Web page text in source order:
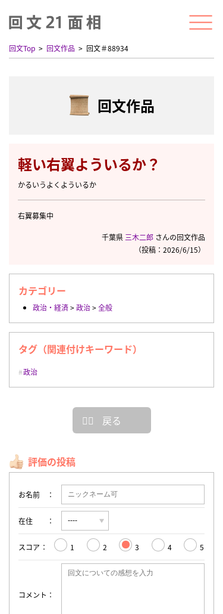
回文Top 回文作品 回文＃88934
回文作品
軽い右翼よういるか？
かるいうよくよういるか
右翼募集中
千葉県 三木二郎 さんの回文作品
（投稿：2026/6/15）
カテゴリー
政治・経済>政治>全般
タグ（関連付けキーワード）
政治
戻る
評価の投稿
お名前
在住
スコア 1 2 3 4 5
コメント